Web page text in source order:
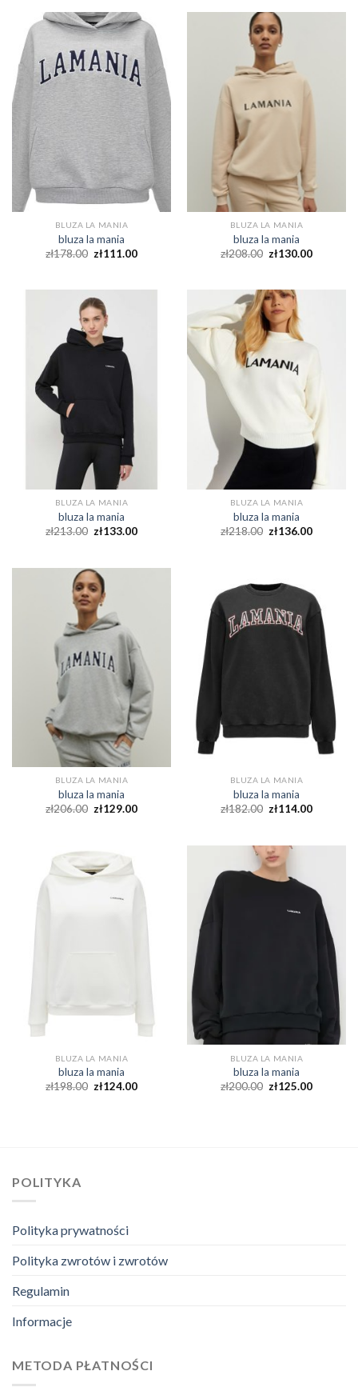
BLUZA LA MANIA
bluza la mania
zł178.00 zł111.00
BLUZA LA MANIA
bluza la mania
zł208.00 zł130.00
BLUZA LA MANIA
bluza la mania
zł213.00 zł133.00
BLUZA LA MANIA
bluza la mania
zł218.00 zł136.00
BLUZA LA MANIA
bluza la mania
zł206.00 zł129.00
BLUZA LA MANIA
bluza la mania
zł182.00 zł114.00
BLUZA LA MANIA
bluza la mania
zł198.00 zł124.00
BLUZA LA MANIA
bluza la mania
zł200.00 zł125.00
POLITYKA
Polityka prywatności
Polityka zwrotów i zwrotów
Regulamin
Informacje
METODA PŁATNOŚCI